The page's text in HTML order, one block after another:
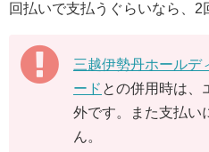
回払いで支払うぐらいなら、2
三越伊勢丹ホールデ
ード との併用時は、
外です。また支払い
ん。